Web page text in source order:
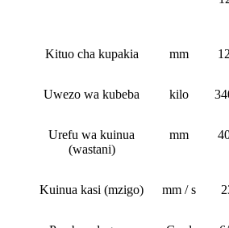
Kituo cha kupakia mm
Uwezo wa kubeba kilo
Urefu wa kuinua
(wastani)
mm
Kuinua kasi (mzigo) mm / s